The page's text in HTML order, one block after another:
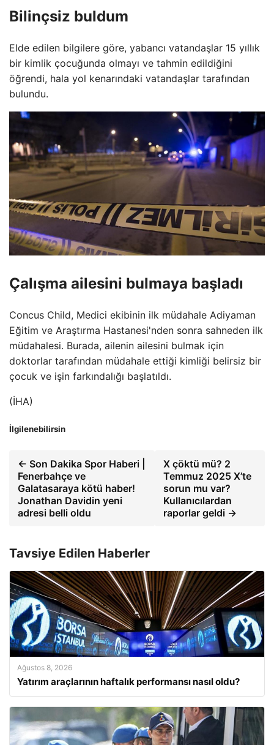
Bilinçsiz buldum
Elde edilen bilgilere göre, yabancı vatandaşlar 15 yıllık
bir kimlik çocuğunda olmayı ve tahmin edildiğini
öğrendi, hala yol kenarındaki vatandaşlar tarafından
bulundu.
Çalışma ailesini bulmaya başladı
Concus Child, Medici ekibinin ilk müdahale Adiyaman
Eğitim ve Araştırma Hastanesi'nden sonra sahneden ilk
müdahalesi. Burada, ailenin ailesini bulmak için
doktorlar tarafından müdahale ettiği kimliği belirsiz bir
çocuk ve işin farkındalığı başlatıldı.
(İHA)
İlgilenebilirsin
← Son Dakika Spor Haberi |
Fenerbahçe ve
Galatasaraya kötü haber!
Jonathan Davidin yeni
adresi belli oldu
X çöktü mü? 2
Temmuz 2025 X’te
sorun mu var?
Kullanıcılardan
raporlar geldi →
Tavsiye Edilen Haberler
Ağustos 8, 2026
Yatırım araçlarının haftalık performansı nasıl oldu?